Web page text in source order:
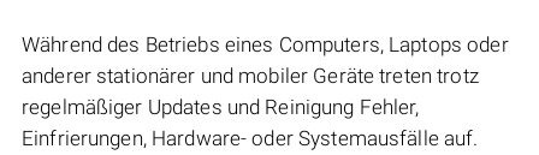
Während des Betriebs eines Computers, Laptops oder
anderer stationärer und mobiler Geräte treten trotz
regelmäßiger Updates und Reinigung Fehler,
Einfrierungen, Hardware- oder Systemausfälle auf.